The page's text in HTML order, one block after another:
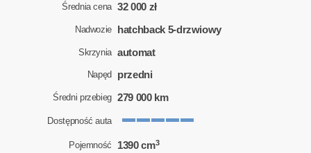
Średnia cena 32 000 zł
Nadwozie hatchback 5-drzwiowy
Skrzynia automat
Napęd przedni
Średni przebieg 279 000 km
Dostępność auta
Pojemność 1390 cm3